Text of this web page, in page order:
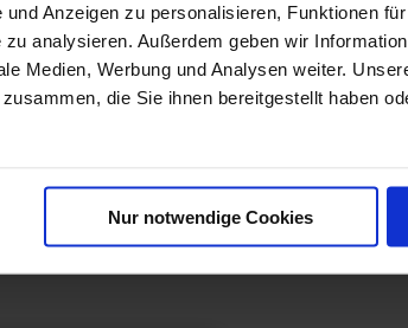
Anzeigen zu personalisieren, Funktionen
analysieren. Außerdem geben wir
Medien, Werbung und Analysen weiter.
die Sie ihnen bereitgestellt haben
Nur notwendige Cookies
Karibik Kurzkreuzfahrten
ab